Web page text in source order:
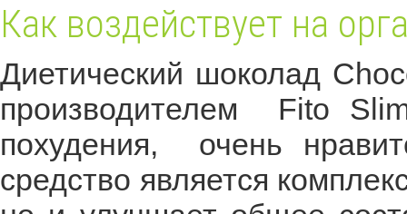
Как воздействует на
Диетический шоколад
производителем Fito
похудения, очень
средство является